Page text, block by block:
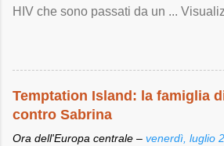
HIV che sono passati da un ...
Temptation Island: la famiglia
contro Sabrina
Ora dell'Europa centrale – venerdì, luglio